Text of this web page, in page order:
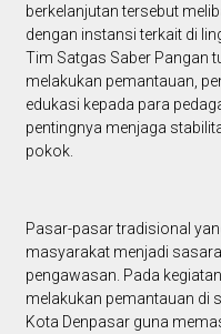
berkelanjutan tersebut
dengan instansi terkait di
Tim Satgas Saber Pangan
melakukan pemantauan,
edukasi kepada para
pentingnya menjaga
pokok.
Pasar-pasar tradisional
masyarakat menjadi
pengawasan. Pada
melakukan pemantauan di
Kota Denpasar guna